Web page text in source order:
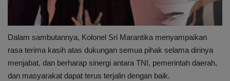
Dalam sambutannya, Kolonel Sri Marantika menyampaikan
rasa terima kasih atas dukungan semua pihak selama dirinya
menjabat, dan berharap sinergi antara TNI, pemerintah daerah,
dan masyarakat dapat terus terjalin dengan baik.